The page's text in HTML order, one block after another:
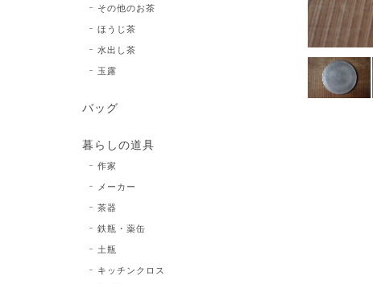
その他のお茶
ほうじ茶
水出し茶
玉露
バッグ
暮らしの道具
作家
メーカー
茶器
鉄瓶・薬缶
土瓶
キッチンクロス